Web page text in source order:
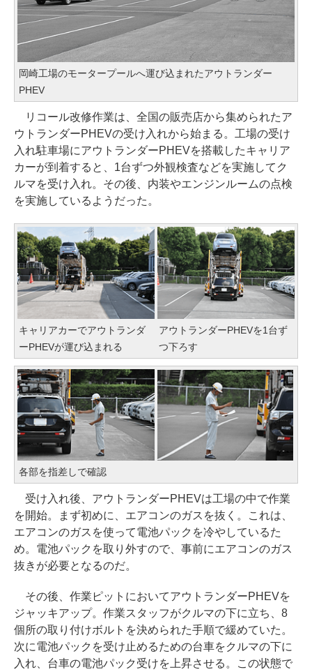
岡崎工場のモータープールへ運び込まれたアウトランダー
PHEV
リコール改修作業は、全国の販売店から集められたア
ウトランダーPHEVの受け入れから始まる。工場の受け
入れ駐車場にアウトランダーPHEVを搭載したキャリア
カーが到着すると、1台ずつ外観検査などを実施してク
ルマを受け入れ。その後、内装やエンジンルームの点検
を実施しているようだった。
キャリアカーでアウトランダ
ーPHEVが運び込まれる
アウトランダーPHEVを1台ず
つ下ろす
各部を指差しで確認
受け入れ後、アウトランダーPHEVは工場の中で作業
を開始。まず初めに、エアコンのガスを抜く。これは、
エアコンのガスを使って電池パックを冷やしているた
め。電池パックを取り外すので、事前にエアコンのガス
抜きが必要となるのだ。
その後、作業ピットにおいてアウトランダーPHEVを
ジャッキアップ。作業スタッフがクルマの下に立ち、8
個所の取り付けボルトを決められた手順で緩めていた。
次に電池パックを受け止めるための台車をクルマの下に
入れ、台車の電池パック受けを上昇させる。この状態で